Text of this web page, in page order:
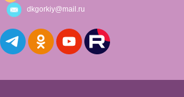
dkgorkiy@mail.ru